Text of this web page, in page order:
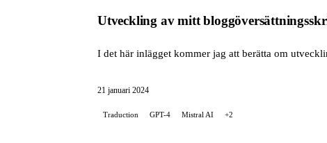
Utveckling av mitt
I det här inlägget kommer jag att berätta om
21 januari 2024
Traduction GPT-4 Mistral AI +2